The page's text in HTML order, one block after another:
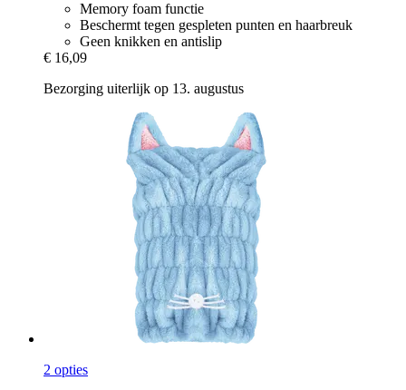
Memory foam functie
Beschermt tegen gespleten punten en haarbreuk
Geen knikken en antislip
€ 16,09
Bezorging uiterlijk op 13. augustus
2 opties